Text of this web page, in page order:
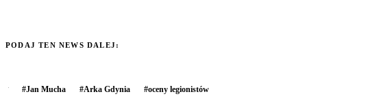
PODAJ TEN NEWS DALEJ:
#Jan Mucha #Arka Gdynia #oceny legionistów